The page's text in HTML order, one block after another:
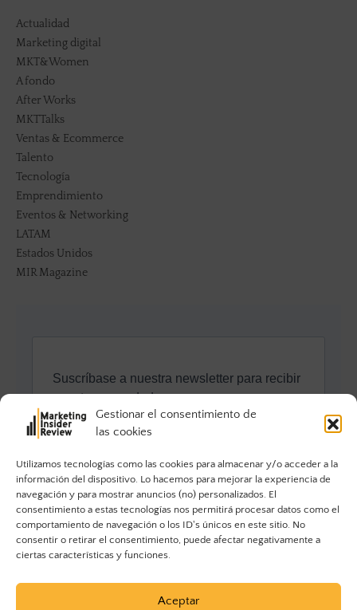
Gestionar el consentimiento de
las cookies
Utilizamos tecnologías como las cookies para almacenar y/o acceder a la
información del dispositivo. Lo hacemos para mejorar la experiencia de
navegación y para mostrar anuncios (no) personalizados. El
consentimiento a estas tecnologías nos permitirá procesar datos como el
comportamiento de navegación o los ID's únicos en este sitio. No
consentir o retirar el consentimiento, puede afectar negativamente a
ciertas características y funciones.
Aceptar
Actualidad
Marketing digital
MKT&Women
A fondo
After Works
MKTTalks
Ventas & Ecommerce
Talento
Tecnología
Emprendimiento
Eventos & Networking
LATAM
Estados Unidos
MIR Magazine